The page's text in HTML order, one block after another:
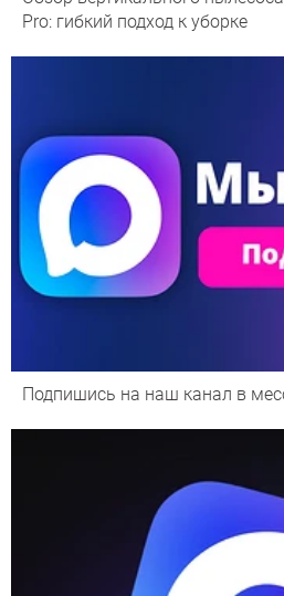
Pro: гибкий подход к уборке
Подпишись на наш канал в